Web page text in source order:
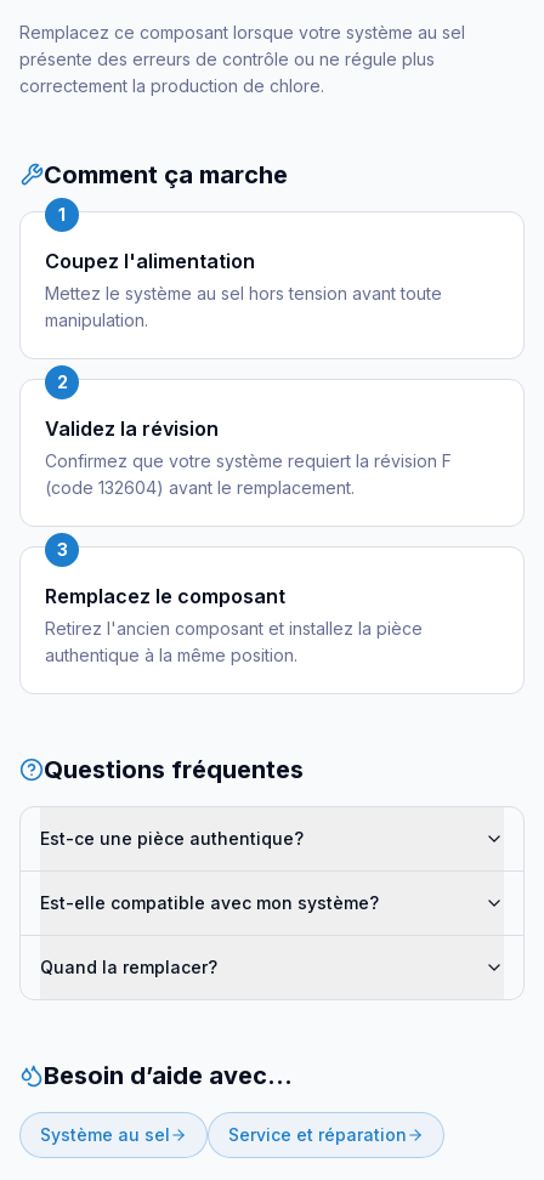
Remplacez ce composant lorsque votre système au sel
présente des erreurs de contrôle ou ne régule plus
correctement la production de chlore.
Comment ça marche
1
Coupez l'alimentation
Mettez le système au sel hors tension avant toute
manipulation.
2
Validez la révision
Confirmez que votre système requiert la révision F
(code 132604) avant le remplacement.
3
Remplacez le composant
Retirez l'ancien composant et installez la pièce
authentique à la même position.
Questions fréquentes
Est-ce une pièce authentique?
Est-elle compatible avec mon système?
Quand la remplacer?
Besoin d’aide avec…
Système au sel Service et réparation